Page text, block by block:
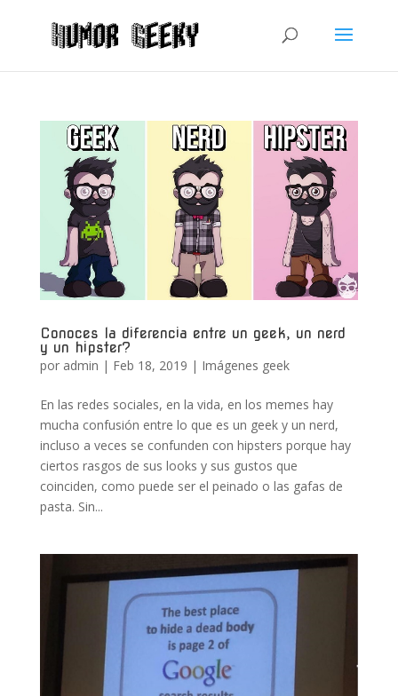
Conoces la diferencia entre un geek, un nerd
y un hipster?
por admin | Feb 18, 2019 | Imágenes geek
En las redes sociales, en la vida, en los memes hay
mucha confusión entre lo que es un geek y un nerd,
incluso a veces se confunden con hipsters porque hay
ciertos rasgos de sus looks y sus gustos que
coinciden, como puede ser el peinado o las gafas de
pasta. Sin...